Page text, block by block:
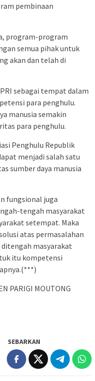
pembinaan
program-program
semua pihak untuk
akan dan telah di
sebagai tempat dalam
para penghulu.
manusia semakin
para penghulu.
Penghulu Republik
menjadi salah satu
sumber daya manusia
fungsional juga
tengah masyarakat
setempat. Maka
atas permasalahan
ditengah masyarakat
itu kompetensi
PARIGI MOUTONG
SEBARKAN